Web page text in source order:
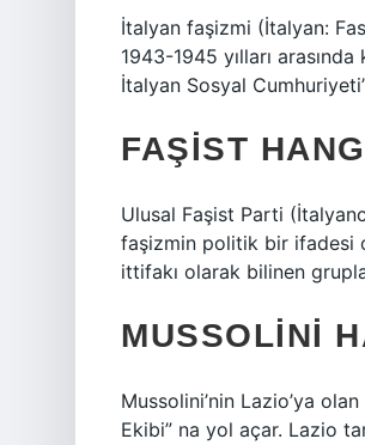
İtalyan faşizmi (İtalyan:
1943-1945 yılları
İtalyan Sosyal
FAŞIST
Ulusal Faşist Parti
faşizmin politik bir ifadesi
ittifakı olarak bilinen
MUSSOLINI
Mussolini’nin Lazio’ya
Ekibi” na yol açar. Lazio